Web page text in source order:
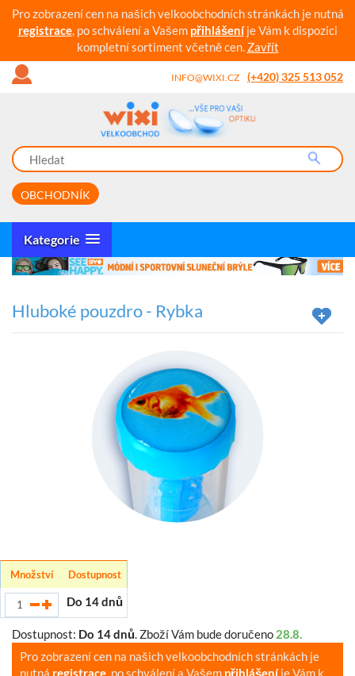
Pro zobrazení cen na našich velkoobchodních stránkách je nutná
registrace, po schválení a Vašem přihlášeníje Vám k dispozici
kompletní sortiment včetně cen. Zavřít
INFO@WIXI.CZ (+420) 325 513 052
OBCHODNÍK
Kategorie
Hluboké pouzdro - Rybka
Množství Dostupnost
Do 14 dnů
Dostupnost: Do 14 dnů. Zboží Vám bude doručeno 28.8.
Pro zobrazení cen na našich velkoobchodních stránkách je
nutná registrace, po schválení a Vašem přihlášeníje Vám k